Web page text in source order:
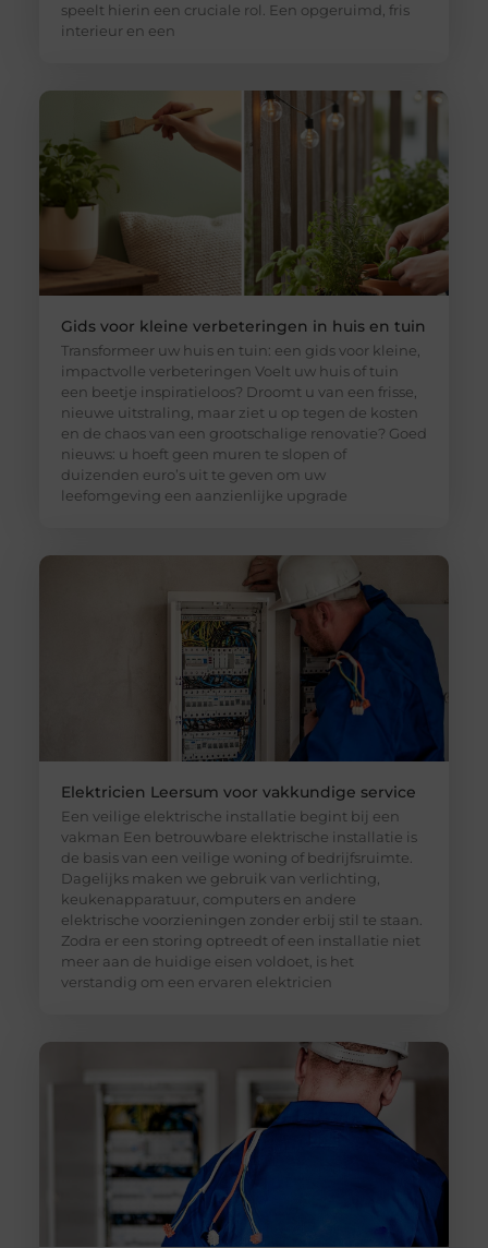
speelt hierin een cruciale rol. Een opgeruimd, fris
interieur en een
Gids voor kleine verbeteringen in huis en tuin
Transformeer uw huis en tuin: een gids voor kleine,
impactvolle verbeteringen Voelt uw huis of tuin
een beetje inspiratieloos? Droomt u van een frisse,
nieuwe uitstraling, maar ziet u op tegen de kosten
en de chaos van een grootschalige renovatie? Goed
nieuws: u hoeft geen muren te slopen of
duizenden euro’s uit te geven om uw
leefomgeving een aanzienlijke upgrade
Elektricien Leersum voor vakkundige service
Een veilige elektrische installatie begint bij een
vakman Een betrouwbare elektrische installatie is
de basis van een veilige woning of bedrijfsruimte.
Dagelijks maken we gebruik van verlichting,
keukenapparatuur, computers en andere
elektrische voorzieningen zonder erbij stil te staan.
Zodra er een storing optreedt of een installatie niet
meer aan de huidige eisen voldoet, is het
verstandig om een ervaren elektricien